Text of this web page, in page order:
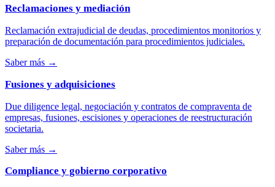
Reclamaciones y mediación
Reclamación extrajudicial de deudas, procedimientos monitorios y
preparación de documentación para procedimientos judiciales.
Saber más →
Fusiones y adquisiciones
Due diligence legal, negociación y contratos de compraventa de
empresas, fusiones, escisiones y operaciones de reestructuración
societaria.
Saber más →
Compliance y gobierno corporativo